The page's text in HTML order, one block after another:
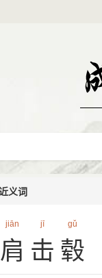
义词
jiān jī gǔ
击毂